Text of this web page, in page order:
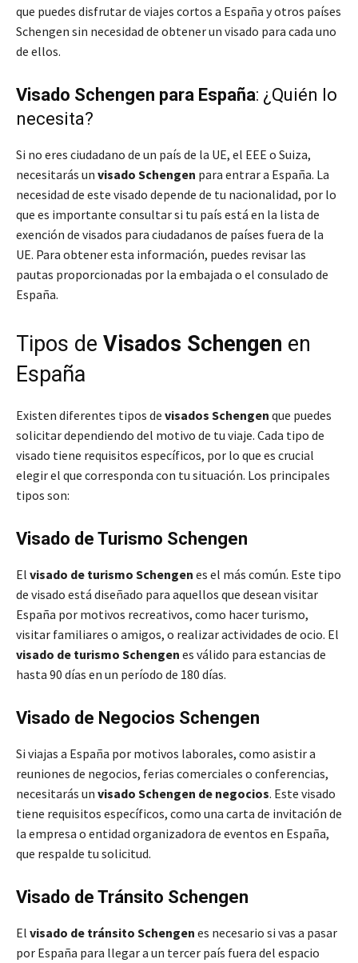
que puedes disfrutar de viajes cortos a España y otros países
Schengen sin necesidad de obtener un visado para cada uno
de ellos.
Visado Schengen para España: ¿Quién lo
necesita?
Si no eres ciudadano de un país de la UE, el EEE o Suiza,
necesitarás un visado Schengen para entrar a España. La
necesidad de este visado depende de tu nacionalidad, por lo
que es importante consultar si tu país está en la lista de
exención de visados para ciudadanos de países fuera de la
UE. Para obtener esta información, puedes revisar las
pautas proporcionadas por la embajada o el consulado de
España.
Tipos de Visados Schengen en
España
Existen diferentes tipos de visados Schengen que puedes
solicitar dependiendo del motivo de tu viaje. Cada tipo de
visado tiene requisitos específicos, por lo que es crucial
elegir el que corresponda con tu situación. Los principales
tipos son:
Visado de Turismo Schengen
El visado de turismo Schengen es el más común. Este tipo
de visado está diseñado para aquellos que desean visitar
España por motivos recreativos, como hacer turismo,
visitar familiares o amigos, o realizar actividades de ocio. El
visado de turismo Schengen es válido para estancias de
hasta 90 días en un período de 180 días.
Visado de Negocios Schengen
Si viajas a España por motivos laborales, como asistir a
reuniones de negocios, ferias comerciales o conferencias,
necesitarás un visado Schengen de negocios. Este visado
tiene requisitos específicos, como una carta de invitación de
la empresa o entidad organizadora de eventos en España,
que respalde tu solicitud.
Visado de Tránsito Schengen
El visado de tránsito Schengen es necesario si vas a pasar
por España para llegar a un tercer país fuera del espacio